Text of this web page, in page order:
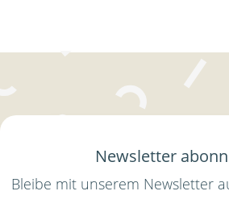
Newsletter
Bleibe mit unserem Newsletter